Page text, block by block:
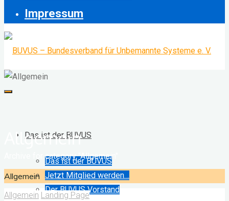
Impressum
BUVUS
für
Unbemannte
Systeme
e.
Das ist der BUVUS
Das ist der BUVUS
Jetzt Mitglied werden…
Der BUVUS Vorstand
Allgemein
Archive for category "Allgemein"
Allgemein
Allgemein Landing Page